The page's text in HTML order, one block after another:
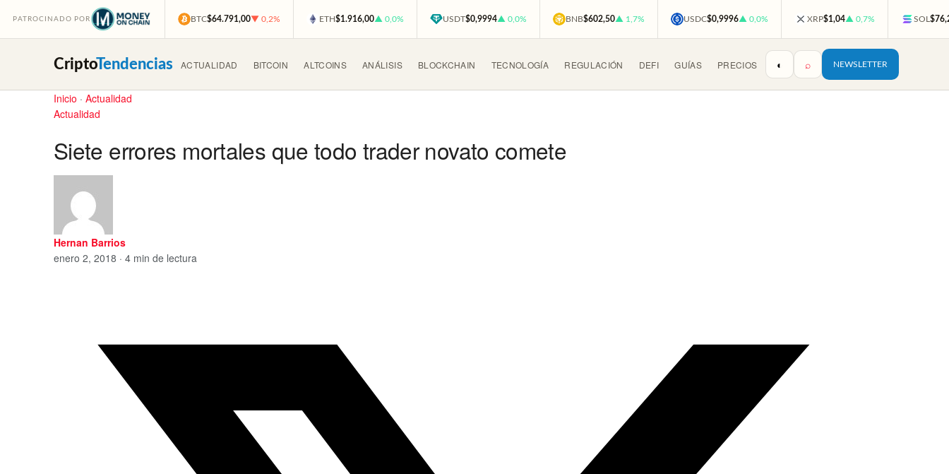
PATROCINADO POR BTC$64.791,00▼ 0,2% ETH$1.916,00▲ 0,0% USDT$0,9994▲ 0,0% BNB$602,50▲ 1,7% USDC$0,9996▲ 0,0% XRP$1,04▲ 0,7% SOL
CriptoTendencias ACTUALIDAD BITCOIN ALTCOINS ANÁLISIS BLOCKCHAIN TECNOLOGÍA REGULACIÓN DEFI GUÍAS PRECIOS ◐ ⌕ NEWSLETTER
Inicio · Actualidad
Actualidad
Siete errores mortales que todo trader novato comete
Hernan Barrios
enero 2, 2018 · 4 min de lectura